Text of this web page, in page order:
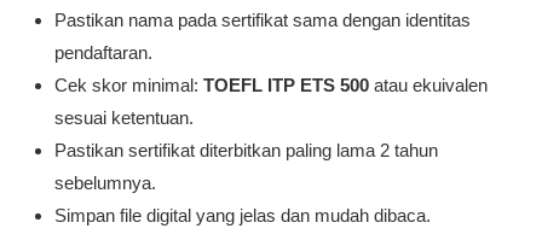
Sudah punya
sertifikat
Konfirmasi ke
dapat disetarakan dan
sesuai.
paling realistis
dokumen.